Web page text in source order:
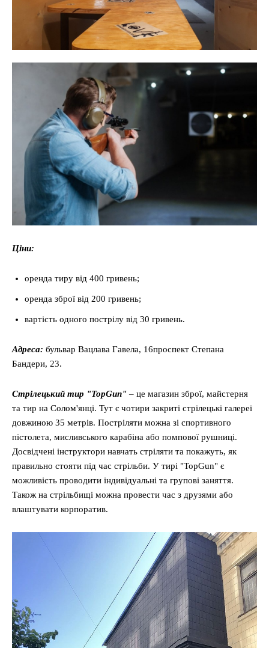
Ціни:
оренда тиру від 400 гривень;
оренда зброї від 200 гривень;
вартість одного пострілу від 30 гривень.
Адреса: бульвар Вацлава Гавела, 16проспект Степана
Бандери, 23.
Стрілецький тир "TopGun" – це магазин зброї, майстерня
та тир на Солом'янці. Тут є чотири закриті стрілецькі галереї
довжиною 35 метрів. Постріляти можна зі спортивного
пістолета, мисливського карабіна або помпової рушниці.
Досвідчені інструктори навчать стріляти та покажуть, як
правильно стояти під час стрільби. У тирі "TopGun" є
можливість проводити індивідуальні та групові заняття.
Також на стрільбищі можна провести час з друзями або
влаштувати корпоратив.